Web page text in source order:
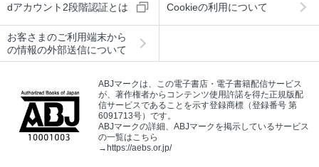
dアカウント2段階認証とは Cookieの利用について
お客さまのご利用端末から
の情報の外部送信について
ABJマークは、この電子書店・電子書籍配信サービス
が、著作権者からコンテンツ使用許諾を得た正規版配
信サービスであることを示す登録商標（登録番号 第
6091713号）です。
ABJマークの詳細、ABJマークを掲示しているサービス
の一覧はこちら
→https://aebs.or.jp/